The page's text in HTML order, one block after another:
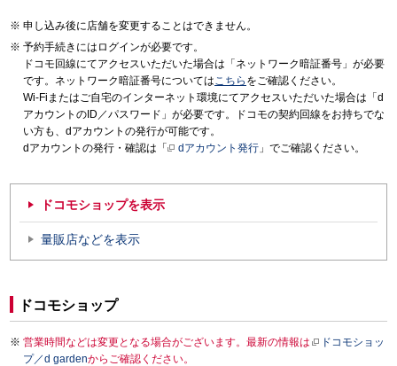
申し込み後に店舗を変更することはできません。
予約手続きにはログインが必要です。
ドコモ回線にてアクセスいただいた場合は「ネットワーク暗証番号」が必要
です。ネットワーク暗証番号についてはこちら をご確認ください。
Wi-Fiまたはご自宅のインターネット環境にてアクセスいただいた場合は「d
アカウントのID／パスワード」が必要です。ドコモの契約回線をお持ちでな
い方も、dアカウントの発行が可能です。
dアカウントの発行・確認は「
dアカウント発行 」でご確認ください。
ドコモショップを表示
量販店などを表示
ドコモショップ
営業時間などは変更となる場合がございます。最新の情報は
ドコモショッ
プ／d gardenからご確認ください。